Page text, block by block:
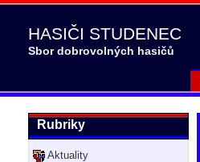
HASIČI STUDENEC
Sbor dobrovolných hasičů
Rubriky
Aktuality